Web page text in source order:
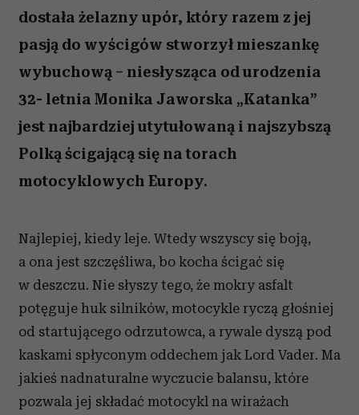
dostała żelazny upór, który razem z jej
pasją do wyścigów stworzył mieszankę
wybuchową – niesłysząca od urodzenia
32- letnia Monika Jaworska „Katanka”
jest najbardziej utytułowaną i najszybszą
Polką ścigającą się na torach
motocyklowych Europy.
Najlepiej, kiedy leje. Wtedy wszyscy się boją,
a ona jest szczęśliwa, bo kocha ścigać się
w deszczu. Nie słyszy tego, że mokry asfalt
potęguje huk silników, motocykle ryczą głośniej
od startującego odrzutowca, a rywale dyszą pod
kaskami spłyconym oddechem jak Lord Vader. Ma
jakieś nadnaturalne wyczucie balansu, które
pozwala jej składać motocykl na wirażach